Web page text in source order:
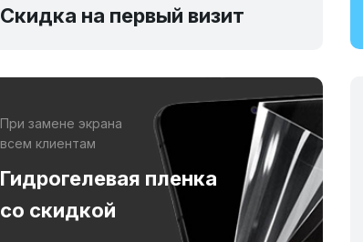
Скидка на первый визит
При замене экрана
всем клиентам
Гидрогелевая пленка
со скидкой